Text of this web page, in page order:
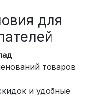
курьером.
стоимость — от
служба
работает и
— от 2 дней,
рублей
для
товаров
и удобные